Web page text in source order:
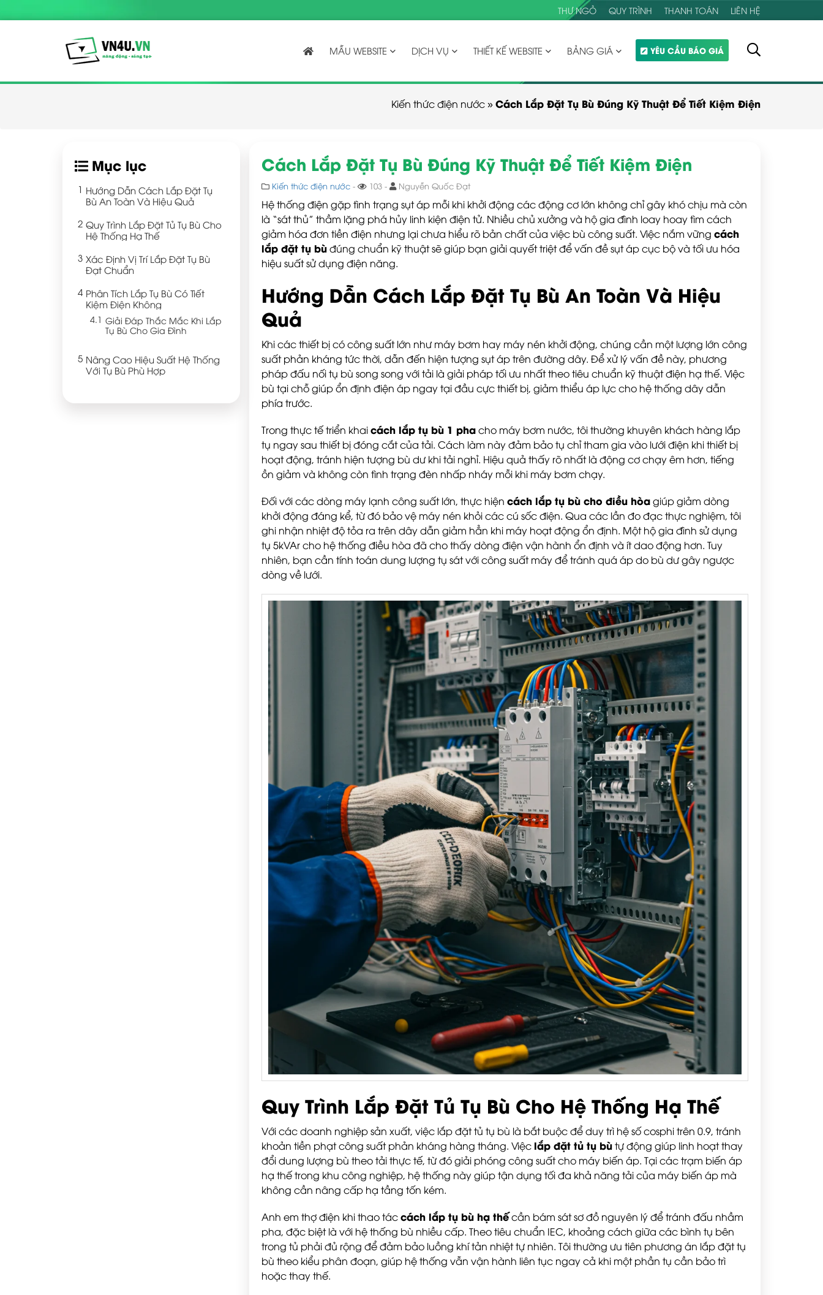
THƯ NGỎ QUY TRÌNH THANH TOÁN LIÊN HỆ
MẪU WEBSITE DỊCH VỤ THIẾT KẾ WEBSITE BẢNG GIÁ YÊU CẦU BÁO GIÁ
Kiến thức điện nước»Cách Lắp Đặt Tụ Bù Đúng Kỹ Thuật Để Tiết Kiệm Điện
Mục lục
Hướng Dẫn Cách Lắp Đặt Tụ
Bù An Toàn Và Hiệu Quả
Quy Trình Lắp Đặt Tủ Tụ Bù Cho
Hệ Thống Hạ Thế
Xác Định Vị Trí Lắp Đặt Tụ Bù
Đạt Chuẩn
Phân Tích Lắp Tụ Bù Có Tiết
Kiệm Điện Không
Giải Đáp Thắc Mắc Khi Lắp
Tụ Bù Cho Gia Đình
Nâng Cao Hiệu Suất Hệ Thống
Với Tụ Bù Phù Hợp
Cách Lắp Đặt Tụ Bù Đúng Kỹ Thuật Để Tiết Kiệm Điện
Kiến thức điện nước - 103 - Nguyễn Quốc Đạt
Hệ thống điện gặp tình trạng sụt áp mỗi khi khởi động các động cơ lớn không chỉ gây khó chịu mà còn
là “sát thủ” thầm lặng phá hủy linh kiện điện tử. Nhiều chủ xưởng và hộ gia đình loay hoay tìm cách
giảm hóa đơn tiền điện nhưng lại chưa hiểu rõ bản chất của việc bù công suất. Việc nắm vững cách
lắp đặt tụ bùđúng chuẩn kỹ thuật sẽ giúp bạn giải quyết triệt để vấn đề sụt áp cục bộ và tối ưu hóa
hiệu suất sử dụng điện năng.
Hướng Dẫn Cách Lắp Đặt Tụ Bù An Toàn Và Hiệu
Quả
Khi các thiết bị có công suất lớn như máy bơm hay máy nén khởi động, chúng cần một lượng lớn công
suất phản kháng tức thời, dẫn đến hiện tượng sụt áp trên đường dây. Để xử lý vấn đề này, phương
pháp đấu nối tụ bù song song với tải là giải pháp tối ưu nhất theo tiêu chuẩn kỹ thuật điện hạ thế. Việc
bù tại chỗ giúp ổn định điện áp ngay tại đầu cực thiết bị, giảm thiểu áp lực cho hệ thống dây dẫn
phía trước.
Trong thực tế triển khaicách lắp tụ bù 1 phacho máy bơm nước, tôi thường khuyên khách hàng lắp
tụ ngay sau thiết bị đóng cắt của tải. Cách làm này đảm bảo tụ chỉ tham gia vào lưới điện khi thiết bị
hoạt động, tránh hiện tượng bù dư khi tải nghỉ. Hiệu quả thấy rõ nhất là động cơ chạy êm hơn, tiếng
ồn giảm và không còn tình trạng đèn nhấp nháy mỗi khi máy bơm chạy.
Đối với các dòng máy lạnh công suất lớn, thực hiện cách lắp tụ bù cho điều hòagiúp giảm dòng
khởi động đáng kể, từ đó bảo vệ máy nén khỏi các cú sốc điện. Qua các lần đo đạc thực nghiệm, tôi
ghi nhận nhiệt độ tỏa ra trên dây dẫn giảm hẳn khi máy hoạt động ổn định. Một hộ gia đình sử dụng
tụ 5kVAr cho hệ thống điều hòa đã cho thấy dòng điện vận hành ổn định và ít dao động hơn. Tuy
nhiên, bạn cần tính toán dung lượng tụ sát với công suất máy để tránh quá áp do bù dư gây ngược
dòng về lưới.
Quy Trình Lắp Đặt Tủ Tụ Bù Cho Hệ Thống Hạ Thế
Với các doanh nghiệp sản xuất, việc lắp đặt tủ tụ bù là bắt buộc để duy trì hệ số cosphi trên 0.9, tránh
khoản tiền phạt công suất phản kháng hàng tháng. Việc lắp đặt tủ tụ bùtự động giúp linh hoạt thay
đổi dung lượng bù theo tải thực tế, từ đó giải phóng công suất cho máy biến áp. Tại các trạm biến áp
hạ thế trong khu công nghiệp, hệ thống này giúp tận dụng tối đa khả năng tải của máy biến áp mà
không cần nâng cấp hạ tầng tốn kém.
Anh em thợ điện khi thao táccách lắp tụ bù hạ thếcần bám sát sơ đồ nguyên lý để tránh đấu nhầm
pha, đặc biệt là với hệ thống bù nhiều cấp. Theo tiêu chuẩn IEC, khoảng cách giữa các bình tụ bên
trong tủ phải đủ rộng để đảm bảo luồng khí tản nhiệt tự nhiên. Tôi thường ưu tiên phương án lắp đặt tụ
bù theo kiểu phân đoạn, giúp hệ thống vẫn vận hành liên tục ngay cả khi một phần tụ cần bảo trì
hoặc thay thế.